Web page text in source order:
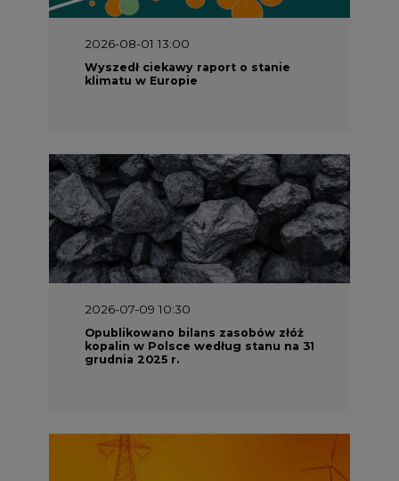
klimatu w Europie
2026-07-09 10:30
Opublikowano bilans zasobów złóż
kopalin w Polsce według stanu na 31
grudnia 2025 r.